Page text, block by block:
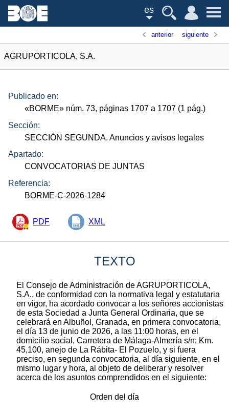
es
anterior siguiente
AGRUPORTICOLA, S.A.
Publicado en:
«BORME» núm. 73, páginas 1707 a 1707 (1 pág.)
Sección:
SECCIÓN SEGUNDA. Anuncios y avisos legales
Apartado:
CONVOCATORIAS DE JUNTAS
Referencia:
BORME-C-2026-1284
PDF XML
TEXTO
El Consejo de Administración de AGRUPORTICOLA,
S.A., de conformidad con la normativa legal y estatutaria
en vigor, ha acordado convocar a los señores accionistas
de esta Sociedad a Junta General Ordinaria, que se
celebrará en Albuñol, Granada, en primera convocatoria,
el día 13 de junio de 2026, a las 11:00 horas, en el
domicilio social, Carretera de Málaga-Almería s/n; Km.
45,100, anejo de La Rábita- El Pozuelo, y si fuera
preciso, en segunda convocatoria, al día siguiente, en el
mismo lugar y hora, al objeto de deliberar y resolver
acerca de los asuntos comprendidos en el siguiente:
Orden del día